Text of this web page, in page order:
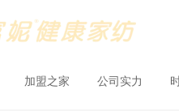
加盟之家 公司实力